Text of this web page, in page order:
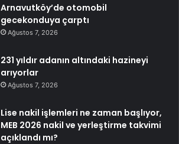
Arnavutköy’de otomobil
gecekonduya çarptı
Ağustos 7, 2026
231 yıldır adanın altındaki hazineyi
arıyorlar
Ağustos 7, 2026
Lise nakil işlemleri ne zaman başlıyor,
MEB 2026 nakil ve yerleştirme takvimi
açıklandı mı?